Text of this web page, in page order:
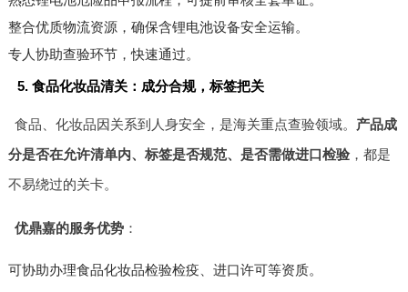
整合优质物流资源，确保含锂电池设备安全运输。
专人协助查验环节，快速通过。
5. 食品化妆品清关：成分合规，标签把关
食品、化妆品因关系到人身安全，是海关重点查验领域。 产品成
分是否在允许清单内、标签是否规范、是否需做进口检验，都是
不易绕过的关卡。
优鼎嘉的服务优势 ：
可协助办理食品化妆品检验检疫、进口许可等资质。